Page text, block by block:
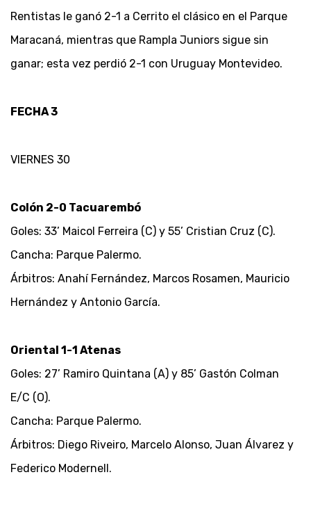
Rentistas le ganó 2-1 a Cerrito el clásico en el Parque
Maracaná, mientras que Rampla Juniors sigue sin
ganar; esta vez perdió 2-1 con Uruguay Montevideo.
FECHA 3
VIERNES 30
Colón 2-0 Tacuarembó
Goles: 33’ Maicol Ferreira (C) y 55’ Cristian Cruz (C).
Cancha: Parque Palermo.
Árbitros: Anahí Fernández, Marcos Rosamen, Mauricio
Hernández y Antonio García.
Oriental 1-1 Atenas
Goles: 27’ Ramiro Quintana (A) y 85’ Gastón Colman
E/C (O).
Cancha: Parque Palermo.
Árbitros: Diego Riveiro, Marcelo Alonso, Juan Álvarez y
Federico Modernell.